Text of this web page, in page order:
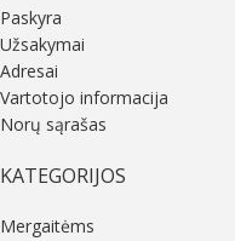
Paskyra
Užsakymai
Adresai
Vartotojo informacija
Norų sąrašas
KATEGORIJOS
Mergaitėms